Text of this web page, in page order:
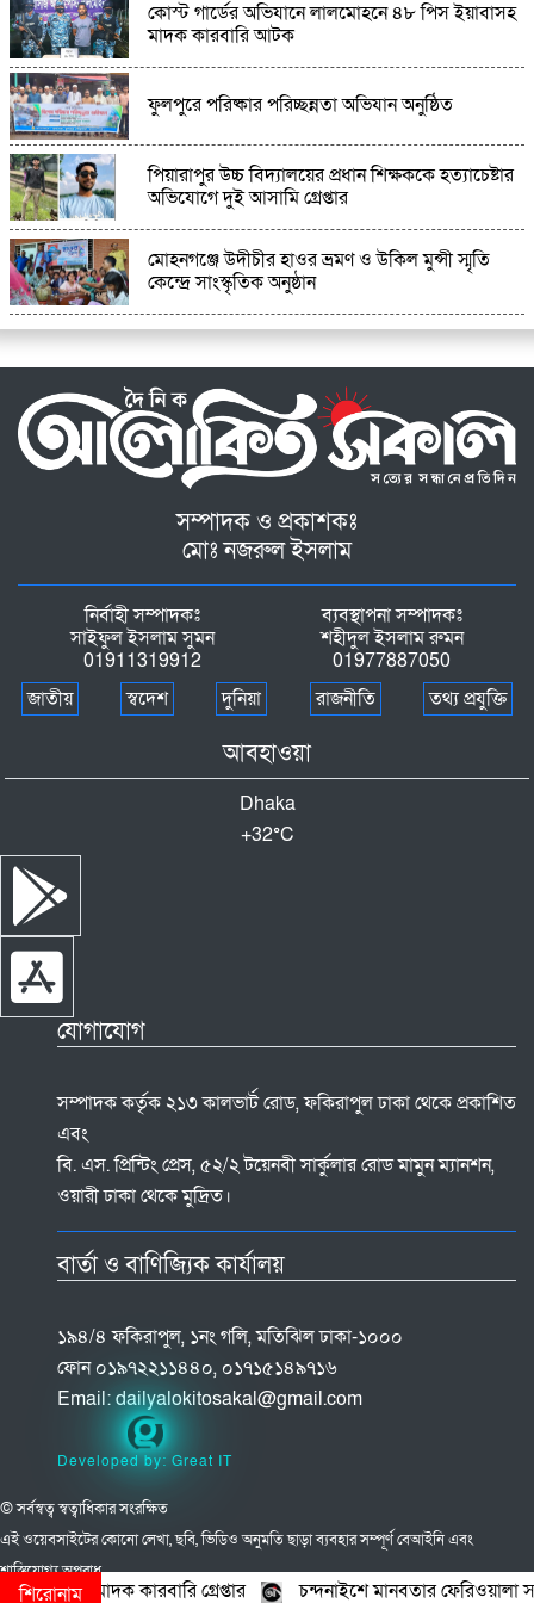
শিরোনাম
কারবারি গ্রেপ্তার চন্দনাইশে মানবতার ফেরিওয়ালা সংগঠন কেন্দ্রীয়
কোস্ট গার্ডের অভিযানে লালমোহনে ৪৮ পিস ইয়াবাসহ
মাদক কারবারি আটক
ফুলপুরে পরিষ্কার পরিচ্ছন্নতা অভিযান অনুষ্ঠিত
পিয়ারাপুর উচ্চ বিদ্যালয়ের প্রধান শিক্ষককে হত্যাচেষ্টার
অভিযোগে দুই আসামি গ্রেপ্তার
মোহনগঞ্জে উদীচীর হাওর ভ্রমণ ও উকিল মুন্সী স্মৃতি
কেন্দ্রে সাংস্কৃতিক অনুষ্ঠান
সম্পাদক ও প্রকাশকঃ
মোঃ নজরুল ইসলাম
নির্বাহী সম্পাদকঃ
সাইফুল ইসলাম সুমন
01911319912
ব্যবস্থাপনা সম্পাদকঃ
শহীদুল ইসলাম রুমন
01977887050
জাতীয়
স্বদেশ দুনিয়া রাজনীতি তথ্য প্রযুক্তি
আবহাওয়া
Dhaka
+32°C
যোগাযোগ
সম্পাদক কর্তৃক ২১৩ কালভার্ট রোড, ফকিরাপুল ঢাকা থেকে প্রকাশিত
এবং
বি. এস. প্রিন্টিং প্রেস, ৫২/২ টয়েনবী সার্কুলার রোড মামুন ম্যানশন,
ওয়ারী ঢাকা থেকে মুদ্রিত।
বার্তা ও বাণিজ্যিক কার্যালয়
১৯৪/৪ ফকিরাপুল, ১নং গলি, মতিঝিল ঢাকা-১০০০
ফোন ০১৯৭২২১১৪৪০, ০১৭১৫১৪৯৭১৬
Email:dailyalokitosakal@gmail.com
Developed by: Great IT
© সর্বস্বত্ব স্বত্বাধিকার সংরক্ষিত
এই ওয়েবসাইটের কোনো লেখা, ছবি, ভিডিও অনুমতি ছাড়া ব্যবহার সম্পূর্ণ বেআইনি এবং
শাস্তিযোগ্য অপরাধ